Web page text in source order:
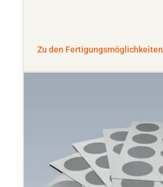
Zu den Fertigungsmöglichkeiten